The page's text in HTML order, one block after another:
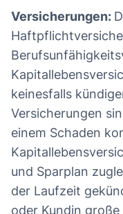
Versicherungen:
keinesfalls
Versicherungen
einem Schaden
und Sparplan
der Laufzeit
oder Kundin